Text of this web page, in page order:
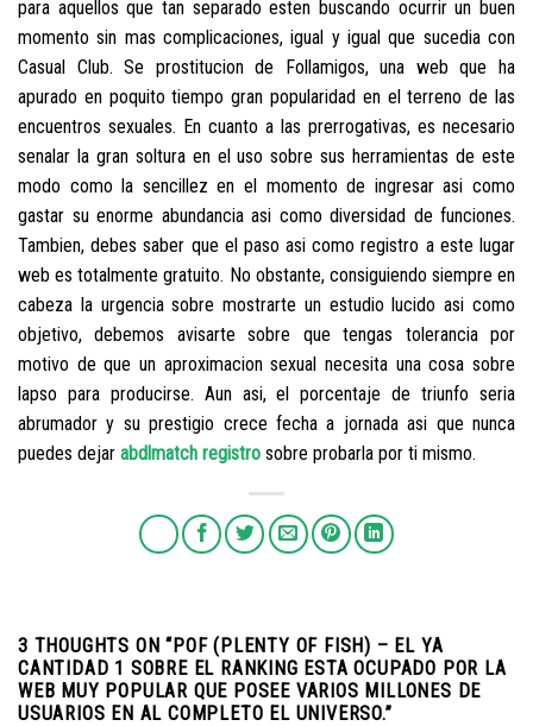
para aquellos que tan separado esten buscando ocurrir un buen
momento sin mas complicaciones, igual y igual que sucedia con
Casual Club. Se prostitucion de Follamigos, una web que ha
apurado en poquito tiempo gran popularidad en el terreno de las
encuentros sexuales. En cuanto a las prerrogativas, es necesario
senalar la gran soltura en el uso sobre sus herramientas de este
modo como la sencillez en el momento de ingresar asi­ como
gastar su enorme abundancia asi­ como diversidad de funciones.
Tambien, debes saber que el paso asi­ como registro a este lugar
web es totalmente gratuito. No obstante, consiguiendo siempre en
cabeza la urgencia sobre mostrarte un estudio lucido asi­ como
objetivo, debemos avisarte sobre que tengas tolerancia por
motivo de que un aproximacion sexual necesita una cosa sobre
lapso para producirse. Aun asi, el porcentaje de triunfo seri­a
abrumador y su prestigio crece fecha a jornada asi que nunca
puedes dejar abdlmatch registro sobre probarla por ti mismo.
3 THOUGHTS ON “POF (PLENTY OF FISH) – EL YA
CANTIDAD 1 SOBRE EL RANKING ESTA OCUPADO POR LA
WEB MUY POPULAR QUE POSEE VARIOS MILLONES DE
USUARIOS EN AL COMPLETO EL UNIVERSO.”